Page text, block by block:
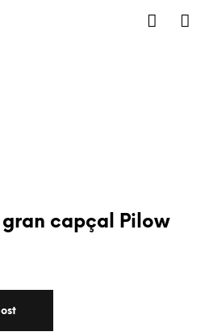
capçal Pilow